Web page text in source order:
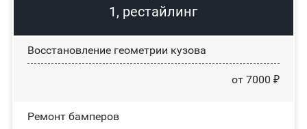
1, рестайлинг
Восстановление геометрии кузова
от 7000 ₽
Ремонт бамперов